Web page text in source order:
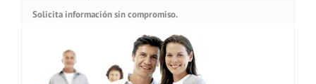
Solicita información sin compromiso.